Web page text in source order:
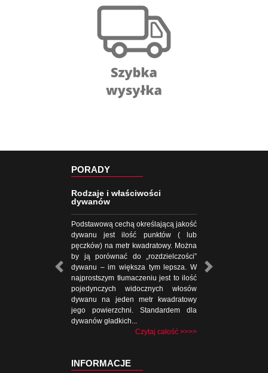
PORADY
Rodzaje i właściwości
dywanów
Podstawową cechą określającą jakość
dywanu jest ilość punktów ( lub
pęczków) na metr kwadratowy. Można
by ją porównać do „rozdzielczości”
dywanu – im większa tym lepsza. W
najprostszym tłumaczeniu jest to ilość
pojedynczych widocznych włosów
dywanu na jeden metr kwadratowy
jego powierzchni. Standardem dla
dywanów gładkich...
Czytaj całość >>>>
INFORMACJE